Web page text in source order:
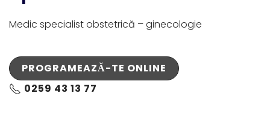
Medic specialist obstetrică – ginecologie
PROGRAMEAZĂ-TE ONLINE
0259 43 13 77